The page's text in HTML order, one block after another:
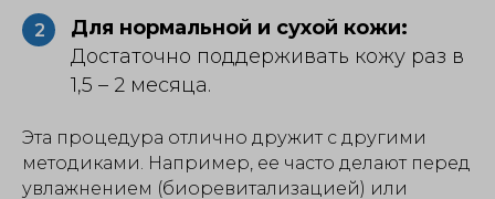
2
Для нормальной и сухой кожи:
Достаточно поддерживать кожу раз в
1,5 – 2 месяца.
Эта процедура отлично дружит с другими
методиками. Например, ее часто делают перед
увлажнением (биоревитализацией) или